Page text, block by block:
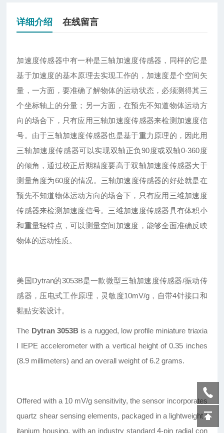
详细介绍 在线留言
加速度传感器中有一种是三轴加速度传感器，同样的它是
基于加速度的基本原理去实现工作的，加速度是个空间矢
量，一方面，要准确了解物体的运动状态，必须测得其三
个坐标轴上的分量；另一方面，在预先不知道物体运动方
向的场合下，只有应用三轴加速度传感器来检测加速度信
号。由于三轴加速度传感器也是基于重力原理的，因此用
三轴加速度传感器可以实现双轴正负90度或双轴0-360度
的倾角，通过校正后期精度要高于双轴加速度传感器大于
测量角度为60度的情况。三轴加速度传感器的好处就是在
预先不知道物体运动方向的场合下，只有应用三维加速度
传感器来检测加速度信号。三维加速度传感器具有体积小
和重量轻特点，可以测量空间加速度，能够全面准确反映
物体的运动性质。
美国Dytran的3053B是一款微型三轴加速度传感器/振动传
感器，压电式工作原理，灵敏度10mV/g，自带4针接口和
黏贴安装设计。
The Dytran 3053B is a rugged, low profile miniature triaxia
l IEPE accelerometer with a vertical height of 0.35 inches
(8.9 millimeters) and an overall weight of 6.2 grams.
Offered with a 10 mV/g sensitivity, the sensor incorporates
quartz shear sensing elements, packaged in a lightweight t
itanium housing, with an industry standard 4-pin radial con